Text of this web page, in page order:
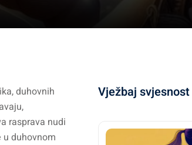
duhovnih
rasprava nudi
duhovnom
Vježbaj svjesnost